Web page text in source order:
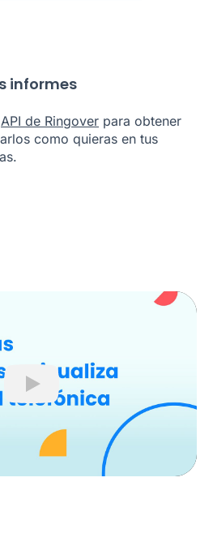
informes
API de Ringover para obtener
como quieras en tus
Play